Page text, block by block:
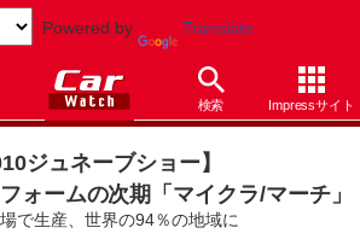
Powered by Translate
検索 Impressサイト
ジュネーブショー 2010
ジュネーブショー】
ォームの次期「マイクラ/マーチ」
で生産、世界の94％の地域に